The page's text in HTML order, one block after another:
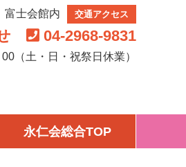
士会館内 交通アクセス
04-2968-9831
（土・日・祝祭日休業）
永仁会総合TOP